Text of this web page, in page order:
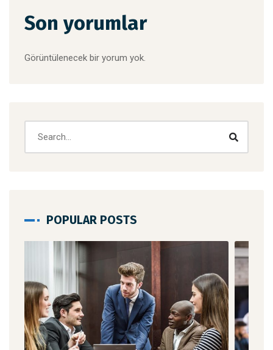
Son yorumlar
Görüntülenecek bir yorum yok.
POPULAR POSTS